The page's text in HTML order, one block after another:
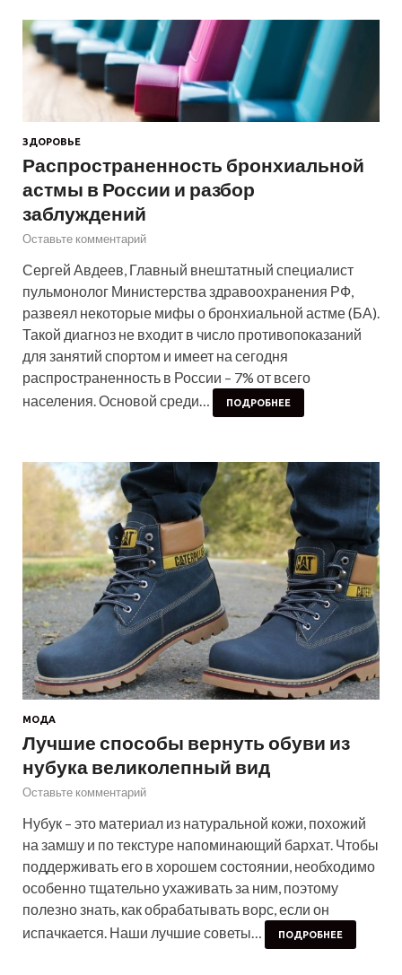
ЗДОРОВЬЕ
Распространенность бронхиальной
астмы в России и разбор
заблуждений
Оставьте комментарий
Сергей Авдеев, Главный внештатный специалист
пульмонолог Министерства здравоохранения РФ,
развеял некоторые мифы о бронхиальной астме (БА).
Такой диагноз не входит в число противопоказаний
для занятий спортом и имеет на сегодня
распространенность в России – 7% от всего
населения. Основой среди…
ПОДРОБНЕЕ
МОДА
Лучшие способы вернуть обуви из
нубука великолепный вид
Оставьте комментарий
Нубук – это материал из натуральной кожи, похожий
на замшу и по текстуре напоминающий бархат. Чтобы
поддерживать его в хорошем состоянии, необходимо
особенно тщательно ухаживать за ним, поэтому
полезно знать, как обрабатывать ворс, если он
испачкается. Наши лучшие советы…
ПОДРОБНЕЕ